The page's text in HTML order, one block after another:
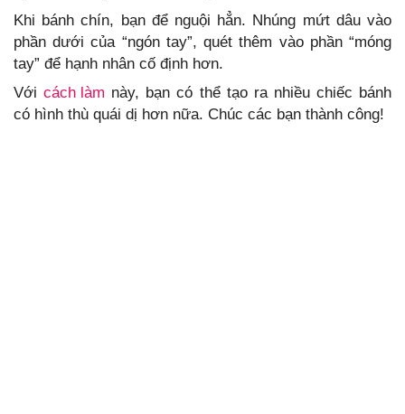
Khi bánh chín, bạn để nguội hẳn. Nhúng mứt dâu vào
phần dưới của “ngón tay”, quét thêm vào phần “móng
tay” để hạnh nhân cố định hơn.
Vớicách làm này, bạn có thể tạo ra nhiều chiếc bánh
có hình thù quái dị hơn nữa. Chúc các bạn thành công!